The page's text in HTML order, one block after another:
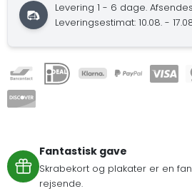
Levering 1 - 6 dage.
Leveringsestimat: 10.08. -
Fantastisk gave
Skrabekort og plakater er en
rejsende.